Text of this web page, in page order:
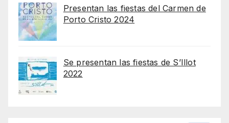
Presentan las fiestas del Carmen de
Porto Cristo 2024
Se presentan las fiestas de S’Illot
2022